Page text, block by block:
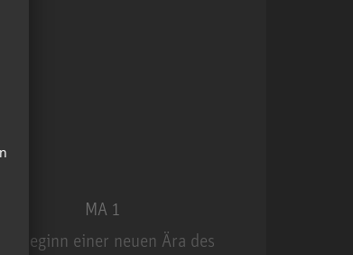
MA 1
Der Beginn einer neuen Ära des